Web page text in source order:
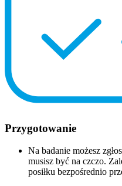
Przygotowanie
Na badanie możesz
musisz być na czczo.
posiłku bezpośrednio